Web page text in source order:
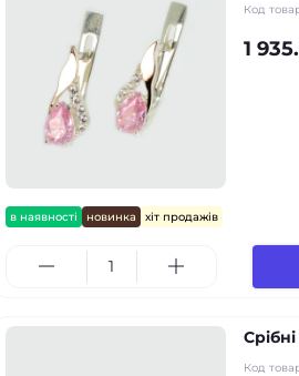
в наявності новинка хіт продажів
Код
1
Код